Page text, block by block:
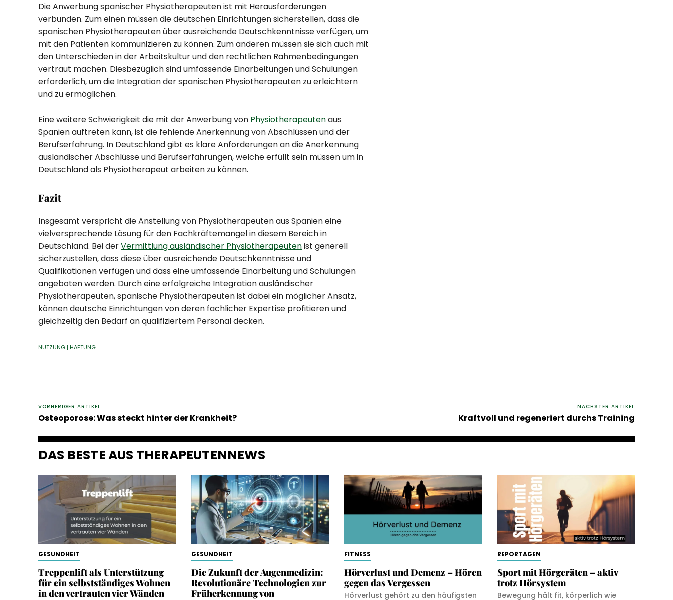
Die Anwerbung spanischer Physiotherapeuten ist mit Herausforderungen
verbunden. Zum einen müssen die deutschen Einrichtungen sicherstellen, dass die
spanischen Physiotherapeuten über ausreichende Deutschkenntnisse verfügen, um
mit den Patienten kommunizieren zu können. Zum anderen müssen sie sich auch mit
den Unterschieden in der Arbeitskultur und den rechtlichen Rahmenbedingungen
vertraut machen. Diesbezüglich sind umfassende Einarbeitungen und Schulungen
erforderlich, um die Integration der spanischen Physiotherapeuten zu erleichtern
und zu ermöglichen.
Eine weitere Schwierigkeit die mit der Anwerbung von Physiotherapeutenaus
Spanien auftreten kann, ist die fehlende Anerkennung von Abschlüssen und der
Berufserfahrung. In Deutschland gibt es klare Anforderungen an die Anerkennung
ausländischer Abschlüsse und Berufserfahrungen, welche erfüllt sein müssen um in
Deutschland als Physiotherapeut arbeiten zu können.
Fazit
Insgesamt verspricht die Anstellung von Physiotherapeuten aus Spanien eine
vielversprechende Lösung für den Fachkräftemangel in diesem Bereich in
Deutschland. Bei derVermittlung ausländischer Physiotherapeutenist generell
sicherzustellen, dass diese über ausreichende Deutschkenntnisse und
Qualifikationen verfügen und dass eine umfassende Einarbeitung und Schulungen
angeboten werden. Durch eine erfolgreiche Integration ausländischer
Physiotherapeuten, spanische Physiotherapeuten ist dabei ein möglicher Ansatz,
können deutsche Einrichtungen von deren fachlicher Expertise profitieren und
gleichzeitig den Bedarf an qualifiziertem Personal decken.
NUTZUNG | HAFTUNG
VORHERIGER ARTIKEL
Osteoporose: Was steckt hinter der Krankheit?
NÄCHSTER ARTIKEL
Kraftvoll und regeneriert durchs Training
DAS BESTE AUS THERAPEUTENNEWS
GESUNDHEIT
Treppenlift als Unterstützung
für ein selbstständiges Wohnen
in den vertrauten vier Wänden
GESUNDHEIT
Die Zukunft der Augenmedizin:
Revolutionäre Technologien zur
Früherkennung von
FITNESS
Hörverlust und Demenz – Hören
gegen das Vergessen
Hörverlust gehört zu den häufigsten
REPORTAGEN
Sport mit Hörgeräten – aktiv
trotz Hörsystem
Bewegung hält fit, körperlich wie